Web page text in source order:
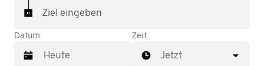
Ziel eingeben
Datum Zeit
Jetzt